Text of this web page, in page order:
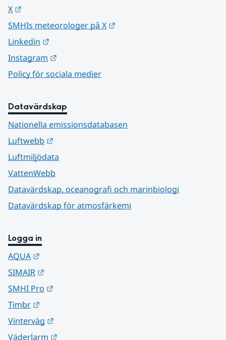
X
SMHIs meteorologer på X
Linkedin
Instagram
Policy för sociala medier
Datavärdskap
Nationella emissionsdatabasen
Luftwebb
Luftmiljödata
VattenWebb
Datavärdskap, oceanografi och marinbiologi
Datavärdskap för atmosfärkemi
Logga in
AQUA
SIMAIR
SMHI Pro
Timbr
Vinterväg
Väderlarm